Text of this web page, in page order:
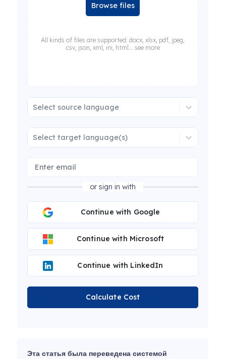
Browse files
All kinds of files are supported: docx, xlsx, pdf, jpeg,
csv, json, xml, ini, html... see more
Select source language
Select target language(s)
or sign in with
Continue with Google
Continue with Microsoft
Continue with LinkedIn
Calculate Cost
Эта статья была переведена системой